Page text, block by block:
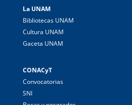
La UNAM
Bibliotecas UNAM
Cultura UNAM
Gaceta UNAM
CONACyT
Convocatorias
SNI